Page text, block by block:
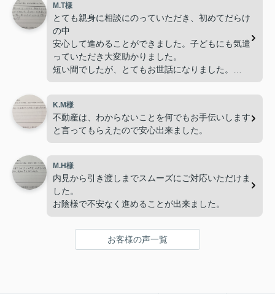
M.T様
とても親身に相談にのっていただき、初めてだらけ
の中
安心して進めることができました。子どもにも気遣
っていただき大変助かりました。
短い間でしたが、とてもお世話になりました。
ありがとうございました。
K.M様
不動産は、わからないことを何でもお手伝いします
と言ってもらえたので安心出来ました。
M.H様
内見から引き渡しまでスムーズにご対応いただけま
した。
お陰様で不安なく進めることが出来ました。
お客様の声一覧